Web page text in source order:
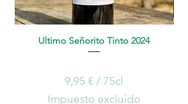
Ultimo Señorito Tinto 2024
9,95 € / 75cl
9
Impuesto excluido